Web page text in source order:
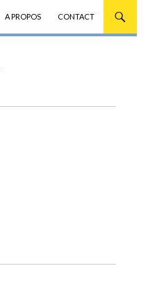
A PROPOS CONTACT